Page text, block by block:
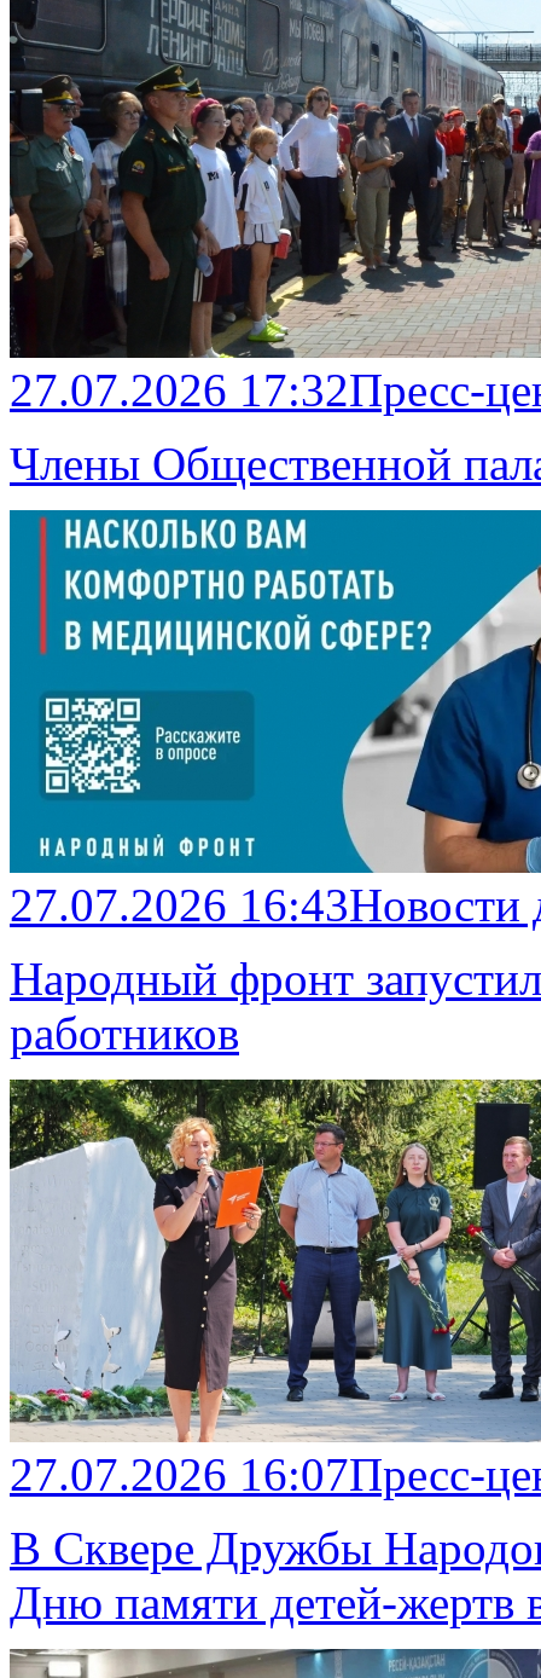
27.07.2026 17:32Пресс-
Члены Общественной
27.07.2026 16:43
Народный фронт
работников
27.07.2026 16:07Пресс-
В Сквере Дружбы
Дню памяти детей-жертв